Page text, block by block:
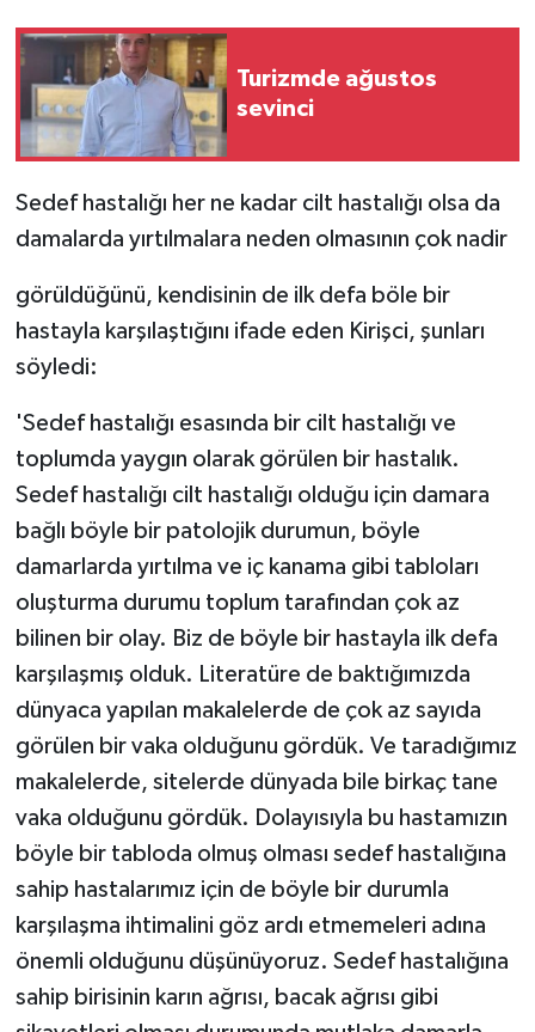
Turizmde ağustos
sevinci
Sedef hastalığı her ne kadar cilt hastalığı olsa da
damalarda yırtılmalara neden olmasının çok nadir
görüldüğünü, kendisinin de ilk defa böle bir
hastayla karşılaştığını ifade eden Kirişci, şunları
söyledi:
'Sedef hastalığı esasında bir cilt hastalığı ve
toplumda yaygın olarak görülen bir hastalık.
Sedef hastalığı cilt hastalığı olduğu için damara
bağlı böyle bir patolojik durumun, böyle
damarlarda yırtılma ve iç kanama gibi tabloları
oluşturma durumu toplum tarafından çok az
bilinen bir olay. Biz de böyle bir hastayla ilk defa
karşılaşmış olduk. Literatüre de baktığımızda
dünyaca yapılan makalelerde de çok az sayıda
görülen bir vaka olduğunu gördük. Ve taradığımız
makalelerde, sitelerde dünyada bile birkaç tane
vaka olduğunu gördük. Dolayısıyla bu hastamızın
böyle bir tabloda olmuş olması sedef hastalığına
sahip hastalarımız için de böyle bir durumla
karşılaşma ihtimalini göz ardı etmemeleri adına
önemli olduğunu düşünüyoruz. Sedef hastalığına
sahip birisinin karın ağrısı, bacak ağrısı gibi